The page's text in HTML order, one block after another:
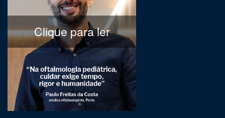
Clique para ler